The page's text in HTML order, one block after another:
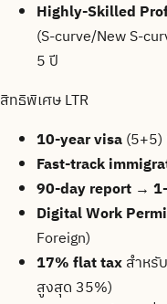
Highly-Skilled
(S-curve/New S-
5 ปี
สิทธิพิเศษ LTR
10-year visa
Fast-track
90-day report →
Digital Work
Foreign)
17% flat taxสำหรั
สูงสุด 35%)